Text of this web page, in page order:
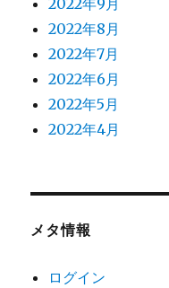
2022年9月
2022年8月
2022年7月
2022年6月
2022年5月
2022年4月
メタ情報
ログイン